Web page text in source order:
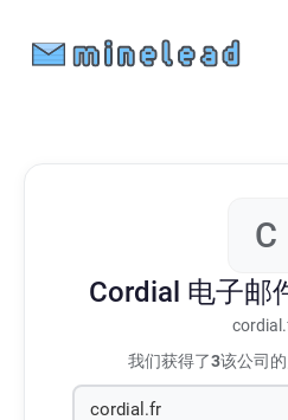
C
Cordial 电子邮
我们获得了3该公司的